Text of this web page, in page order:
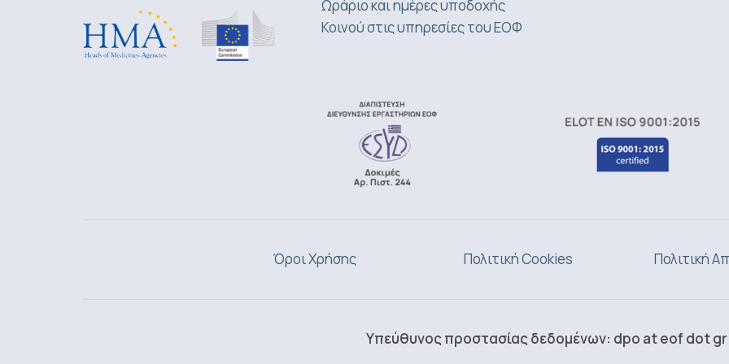
Ωράριο και ημέρες υποδοχής
Κοινού στις υπηρεσίες του ΕΟΦ
Όροι Χρήσης Πολιτική Cookies Πολιτική
Υπεύθυνος προστασίας δεδομένων: dpo at eof dot gr